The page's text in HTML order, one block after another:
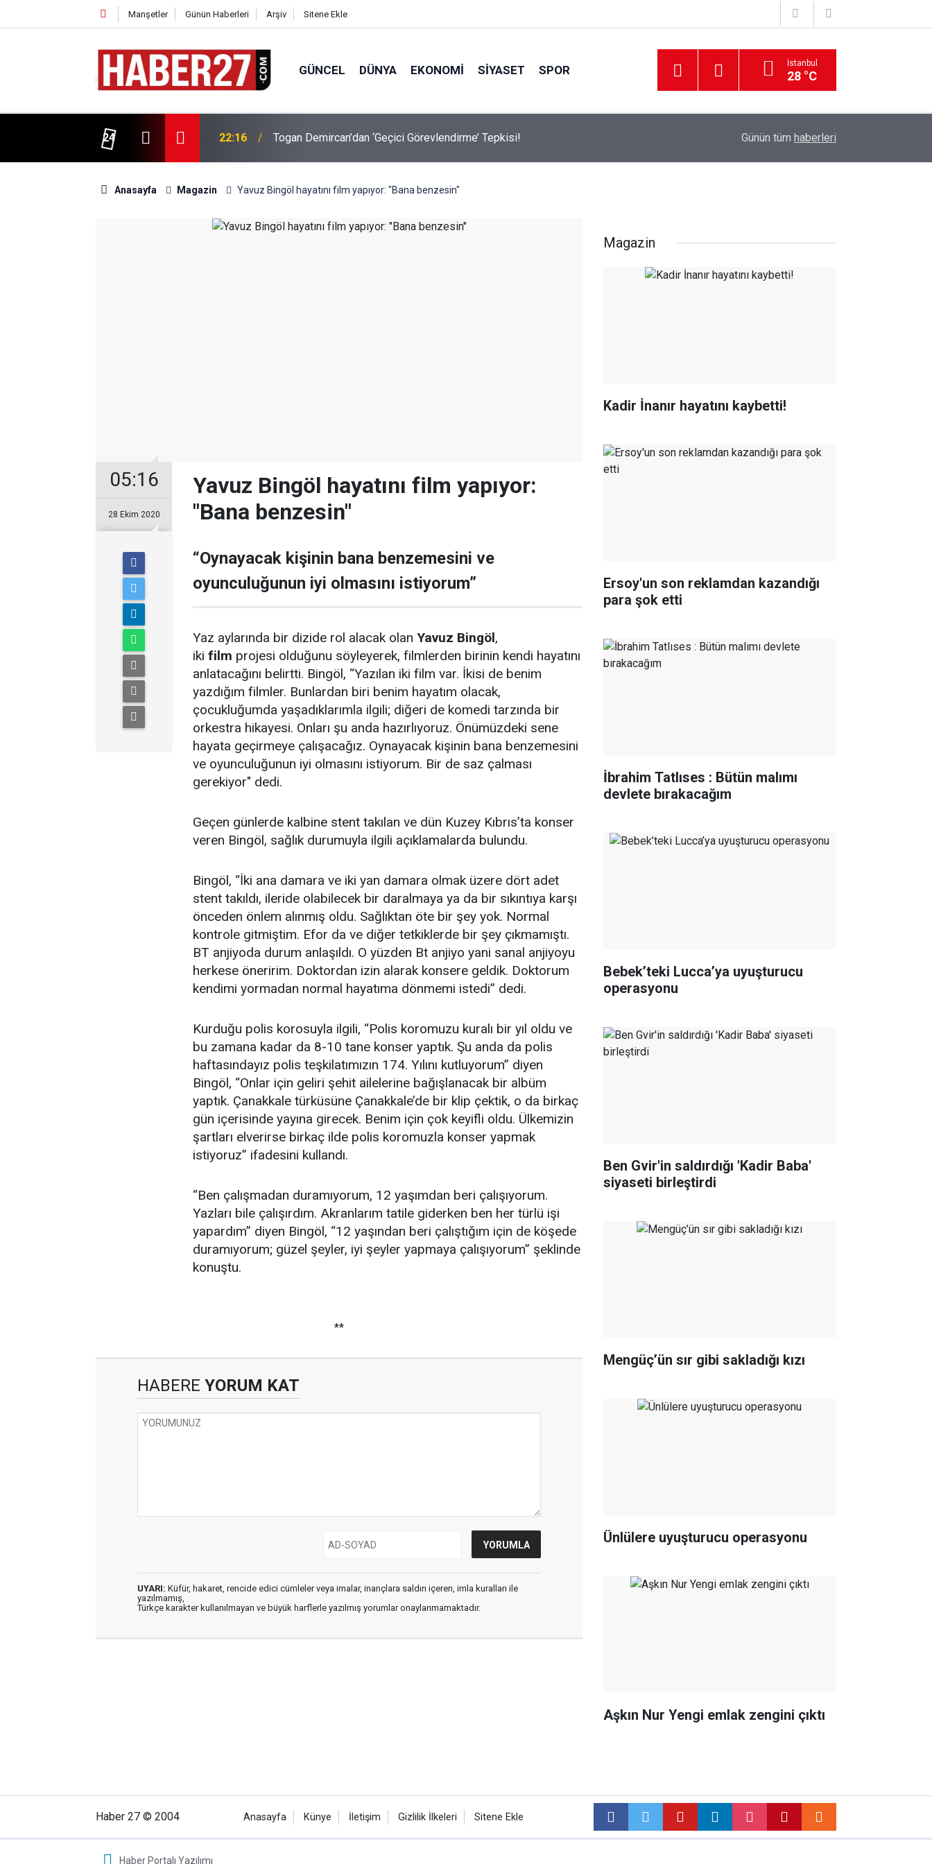
Manşetler Günün Haberleri Arşiv Sitene Ekle
GÜNCEL DÜNYA EKONOMI SIYASET SPOR İstanbul
28 °C
24 19:32 Sıcak Havalarda Ödem Şikayetini Hafife Almayın! İzmir 112’de Kan Donduran İddialar!
Günün tüm haberleri
Anasayfa Magazin Yavuz Bingöl hayatını film yapıyor: "Bana benzesin"
05:16
28 Ekim 2020
Yavuz Bingöl hayatını film yapıyor:
"Bana benzesin"
“Oynayacak kişinin bana benzemesini ve
oyunculuğunun iyi olmasını istiyorum”
Yaz aylarında bir dizide rol alacak olan Yavuz Bingöl,
iki film projesi olduğunu söyleyerek, filmlerden birinin kendi hayatını
anlatacağını belirtti. Bingöl, “Yazılan iki film var. İkisi de benim
yazdığım filmler. Bunlardan biri benim hayatım olacak,
çocukluğumda yaşadıklarımla ilgili; diğeri de komedi tarzında bir
orkestra hikayesi. Onları şu anda hazırlıyoruz. Önümüzdeki sene
hayata geçirmeye çalışacağız. Oynayacak kişinin bana benzemesini
ve oyunculuğunun iyi olmasını istiyorum. Bir de saz çalması
gerekiyor" dedi.
Geçen günlerde kalbine stent takılan ve dün Kuzey Kıbrıs’ta konser
veren Bingöl, sağlık durumuyla ilgili açıklamalarda bulundu.
Bingöl, “İki ana damara ve iki yan damara olmak üzere dört adet
stent takıldı, ileride olabilecek bir daralmaya ya da bir sıkıntıya karşı
önceden önlem alınmış oldu. Sağlıktan öte bir şey yok. Normal
kontrole gitmiştim. Efor da ve diğer tetkiklerde bir şey çıkmamıştı.
BT anjiyoda durum anlaşıldı. O yüzden Bt anjiyo yani sanal anjiyoyu
herkese öneririm. Doktordan izin alarak konsere geldik. Doktorum
kendimi yormadan normal hayatıma dönmemi istedi” dedi.
Kurduğu polis korosuyla ilgili, “Polis koromuzu kuralı bir yıl oldu ve
bu zamana kadar da 8-10 tane konser yaptık. Şu anda da polis
haftasındayız polis teşkilatımızın 174. Yılını kutluyorum” diyen
Bingöl, “Onlar için geliri şehit ailelerine bağışlanacak bir albüm
yaptık. Çanakkale türküsüne Çanakkale’de bir klip çektik, o da birkaç
gün içerisinde yayına girecek. Benim için çok keyifli oldu. Ülkemizin
şartları elverirse birkaç ilde polis koromuzla konser yapmak
istiyoruz” ifadesini kullandı.
“Ben çalışmadan duramıyorum, 12 yaşımdan beri çalışıyorum.
Yazları bile çalışırdım. Akranlarım tatile giderken ben her türlü işi
yapardım” diyen Bingöl, “12 yaşından beri çalıştığım için de köşede
duramıyorum; güzel şeyler, iyi şeyler yapmaya çalışıyorum” şeklinde
konuştu.
**
HABERE YORUM KAT
UYARI: Küfür, hakaret, rencide edici cümleler veya imalar, inançlara saldırı içeren, imla kuralları ile
yazılmamış,
Türkçe karakter kullanılmayan ve büyük harflerle yazılmış yorumlar onaylanmamaktadır.
Magazin
Kadir İnanır hayatını kaybetti!
Ersoy'un son reklamdan kazandığı
para şok etti
İbrahim Tatlıses : Bütün malımı
devlete bırakacağım
Bebek’teki Lucca’ya uyuşturucu
operasyonu
Ben Gvir'in saldırdığı 'Kadir Baba'
siyaseti birleştirdi
Mengüç’ün sır gibi sakladığı kızı
Ünlülere uyuşturucu operasyonu
Aşkın Nur Yengi emlak zengini çıktı
Haber 27 © 2004 Anasayfa Künye İletişim Gizlilik İlkeleri Sitene Ekle
Haber Portalı Yazılımı